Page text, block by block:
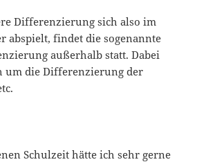
Differenzierung sich also im
abspielt, findet die sogenannte
außerhalb statt. Dabei
um die Differenzierung der
Schulzeit hätte ich sehr gerne